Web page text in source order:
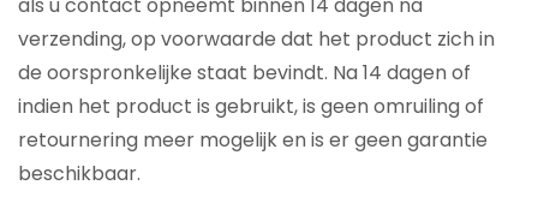
verzending, op voorwaarde dat het product zich in
de oorspronkelijke staat bevindt. Na 14 dagen of
indien het product is gebruikt, is geen omruiling of
retournering meer mogelijk en is er geen garantie
beschikbaar.